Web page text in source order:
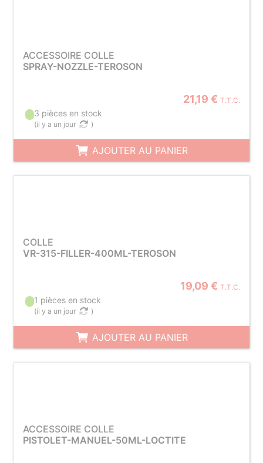
ACCESSOIRE COLLE
SPRAY-NOZZLE-TEROSON
21,19 € T.T.C.
3 pièces en stock
(il y a un jour )
AJOUTER AU PANIER
COLLE
VR-315-FILLER-400ML-TEROSON
19,09 € T.T.C.
1 pièces en stock
(il y a un jour )
AJOUTER AU PANIER
ACCESSOIRE COLLE
PISTOLET-MANUEL-50ML-LOCTITE